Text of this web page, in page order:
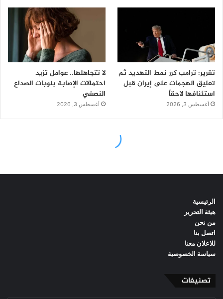
الرئيسية
هيئة التحرير
من نحن
اتصل بنا
للاعلان معنا
سياسة الخصوصية
تصنيفات